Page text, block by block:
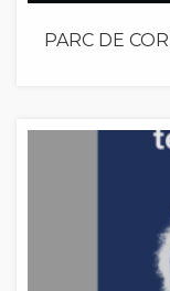
PARC DE